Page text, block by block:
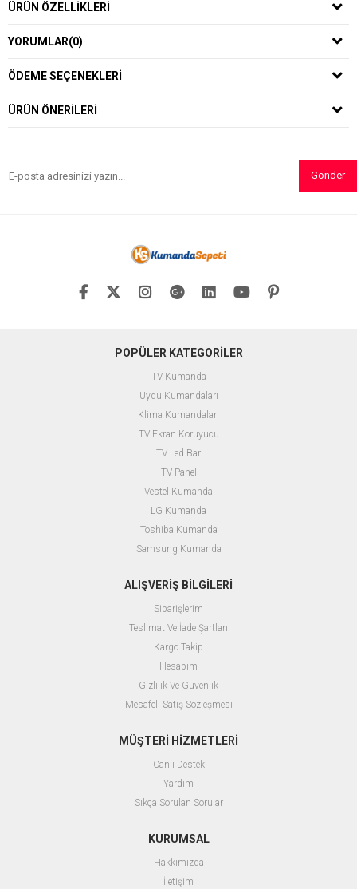
ÜRÜN ÖZELLIKLERI
YORUMLAR(0)
ÖDEME SEÇENEKLERI
ÜRÜN ÖNERILERI
Gönder
POPÜLER KATEGORİLER
TV Kumanda
Uydu Kumandaları
Klima Kumandaları
TV Ekran Koruyucu
TV Led Bar
TV Panel
Vestel Kumanda
LG Kumanda
Toshiba Kumanda
Samsung Kumanda
ALIŞVERİŞ BİLGİLERİ
Siparişlerim
Teslimat Ve İade Şartları
Kargo Takip
Hesabım
Gizlilik Ve Güvenlik
Mesafeli Satış Sözleşmesi
MÜŞTERİ HİZMETLERİ
Canlı Destek
Yardım
Sıkça Sorulan Sorular
KURUMSAL
Hakkımızda
İletişim